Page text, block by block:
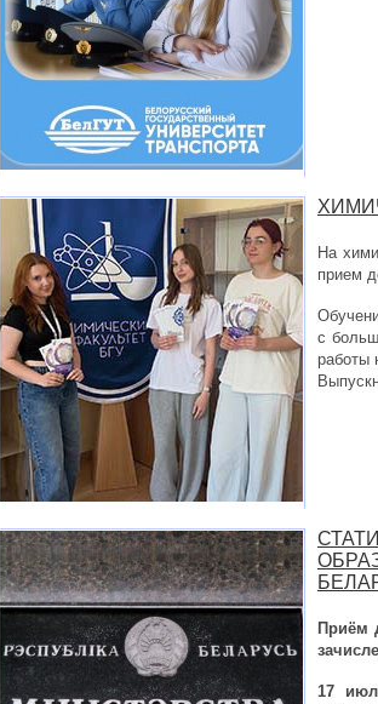
На
прием
с
работы
Приём
17